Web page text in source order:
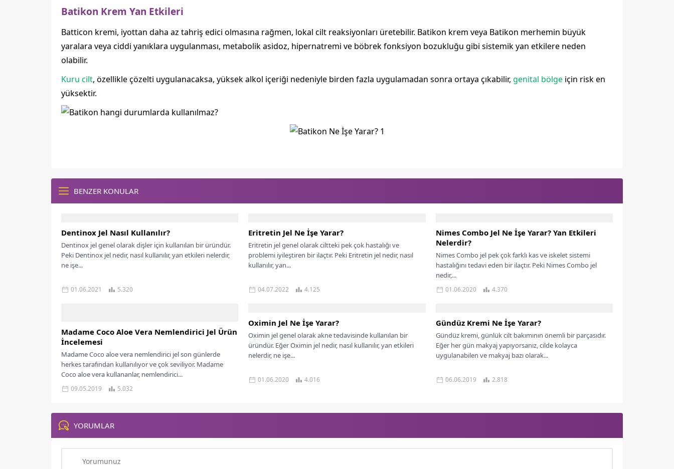
Batikon Krem Yan Etkileri
Batticon kremi, iyottan daha az tahriş edici olmasına rağmen, lokal cilt reaksiyonları üretebilir. Batikon krem veya Batikon merhemin büyük
yaralara veya ciddi yanıklara uygulanması, metabolik asidoz, hipernatremi ve böbrek fonksiyon bozukluğu gibi sistemik yan etkilere neden
olabilir.
Kuru cilt, özellikle çözelti uygulanacaksa, yüksek alkol içeriği nedeniyle birden fazla uygulamadan sonra ortaya çıkabilir, genital bölge için risk en
yüksektir.
BENZER KONULAR
Dentinox Jel Nasıl Kullanılır?
Dentinox jel genel olarak dişler için kullanılan bir üründür.
Peki Dentinox jel nedir, nasıl kullanılır, yan etkileri nelerdir,
ne işe...
01.06.2021 5.320
Eritretin Jel Ne İşe Yarar?
Eritretin jel genel olarak ciltteki pek çok hastalığı ve
problemi iyileştiren bir ilaçtır. Peki Eritretin jel nedir, nasıl
kullanılır, yan...
04.07.2022 4.125
Nimes Combo Jel Ne İşe Yarar? Yan Etkileri
Nelerdir?
Nimes Combo jel pek çok farklı kas ve iskelet sistemi
hastalığını tedavi eden bir ilaçtır. Peki Nimes Combo jel
nedir,...
01.06.2020 4.370
Madame Coco Aloe Vera Nemlendirici Jel Ürün
İncelemesi
Madame Coco aloe vera nemlendirici jel son günlerde
herkes tarafından kullanılıyor ve çok seviliyor. Madame
Coco aloe vera kullananlar, nemlendirici...
09.05.2019 5.032
Oximin Jel Ne İşe Yarar?
Oximin jel genel olarak akne tedavisinde kullanılan bir
üründür. Eğer Oximin jel nedir, nasıl kullanılır, yan etkileri
nelerdir, ne işe...
01.06.2020 4.016
Gündüz Kremi Ne İşe Yarar?
Gündüz kremi, günlük cilt bakımının önemli bir parçasıdır.
Eğer her gün makyaj yapıyorsanız, cilde kolayca
uygulanabilen ve makyaj bazı olarak...
06.06.2019 2.818
YORUMLAR